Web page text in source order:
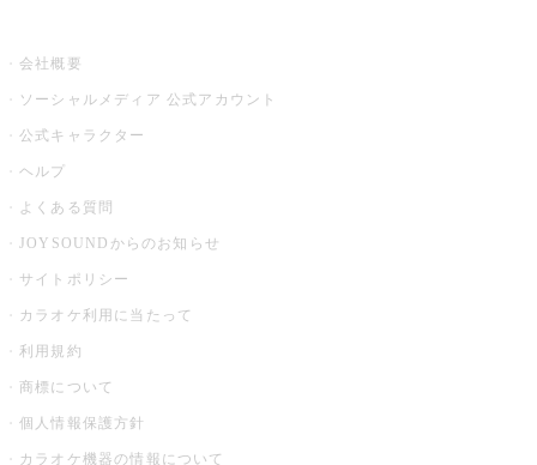
会社概要
ソーシャルメディア 公式アカウント
公式キャラクター
ヘルプ
よくある質問
JOYSOUNDからのお知らせ
サイトポリシー
カラオケ利用に当たって
利用規約
商標について
個人情報保護方針
カラオケ機器の情報について